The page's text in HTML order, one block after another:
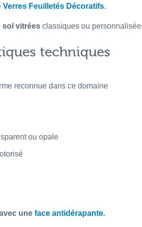
Verres Feuilletés Décoratifs.
sol vitrées classiques ou
techniques
reconnue dans ce domaine
ou opale
une face antidérapante.